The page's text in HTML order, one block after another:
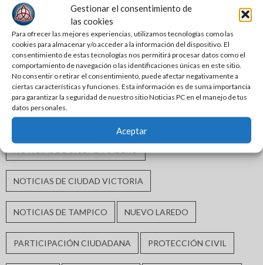
Gestionar el consentimiento de
las cookies
Para ofrecer las mejores experiencias, utilizamos tecnologías como las
cookies para almacenar y/o acceder a la información del dispositivo. El
consentimiento de estas tecnologías nos permitirá procesar datos como el
comportamiento de navegación o las identificaciones únicas en este sitio.
No consentir o retirar el consentimiento, puede afectar negativamente a
ciertas características y funciones. Esta información es de suma importancia
para garantizar la seguridad de nuestro sitio Noticias PC en el manejo de tus
datos personales.
Aceptar
INFRAESTRUCTURA URBANA
MORENA MÓNICA VILLARREAL ANAYA
NOTICIAS DE CIUDAD ALTAMIRA
NOTICIAS DE CIUDAD DE MÉXICO
NOTICIAS DE CIUDAD VICTORIA
NOTICIAS DE TAMPICO NUEVO LAREDO
PARTICIPACIÓN CIUDADANA PROTECCIÓN CIVIL